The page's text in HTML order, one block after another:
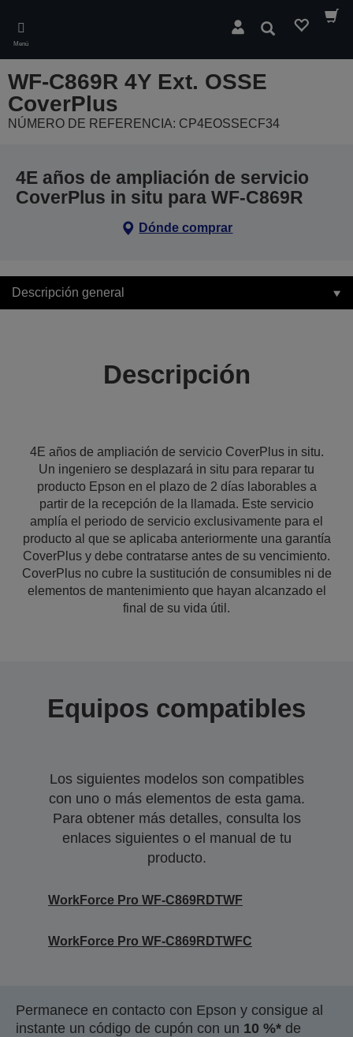
main
content
Menú
Buscar
WF-C869R 4Y Ext. OSSE
CoverPlus
NÚMERO DE REFERENCIA: CP4EOSSECF34
4E años de ampliación de servicio
CoverPlus in situ para WF-C869R
Dónde comprar
Descripción general
Descripción
4E años de ampliación de servicio CoverPlus in situ.
Un ingeniero se desplazará in situ para reparar tu
producto Epson en el plazo de 2 días laborables a
partir de la recepción de la llamada. Este servicio
amplía el periodo de servicio exclusivamente para el
producto al que se aplicaba anteriormente una garantía
CoverPlus y debe contratarse antes de su vencimiento.
CoverPlus no cubre la sustitución de consumibles ni de
elementos de mantenimiento que hayan alcanzado el
final de su vida útil.
Equipos compatibles
Los siguientes modelos son compatibles
con uno o más elementos de esta gama.
Para obtener más detalles, consulta los
enlaces siguientes o el manual de tu
producto.
WorkForce Pro WF-C869RDTWF
WorkForce Pro WF-C869RDTWFC
Permanece en contacto con Epson y consigue al
instante un código de cupón con un 10 %* de